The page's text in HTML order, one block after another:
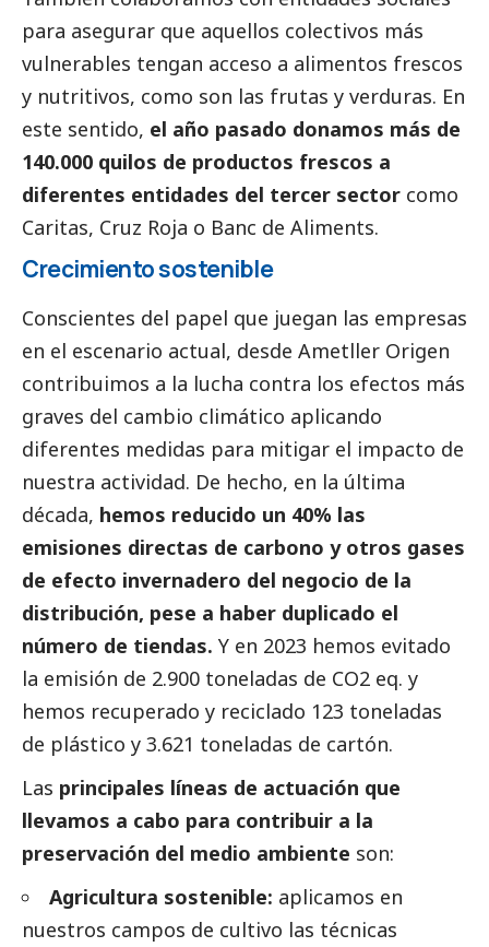
para asegurar que aquellos colectivos más
vulnerables tengan acceso a alimentos frescos
y nutritivos, como son las frutas y verduras. En
este sentido, el año pasado donamos más de
140.000 quilos de productos frescos a
diferentes entidades del tercer sector como
Caritas, Cruz Roja o Banc de Aliments.
Crecimiento sostenible
Conscientes del papel que juegan las empresas
en el escenario actual, desde Ametller Origen
contribuimos a la lucha contra los efectos más
graves del cambio climático aplicando
diferentes medidas para mitigar el impacto de
nuestra actividad. De hecho, en la última
década, hemos reducido un 40% las
emisiones directas de carbono y otros gases
de efecto invernadero del negocio de la
distribución, pese a haber duplicado el
número de tiendas. Y en 2023 hemos evitado
la emisión de 2.900 toneladas de CO2 eq. y
hemos recuperado y reciclado 123 toneladas
de plástico y 3.621 toneladas de cartón.
Las principales líneas de actuación que
llevamos a cabo para contribuir a la
preservación del medio ambiente son:
Agricultura sostenible: aplicamos en
nuestros campos de cultivo las técnicas